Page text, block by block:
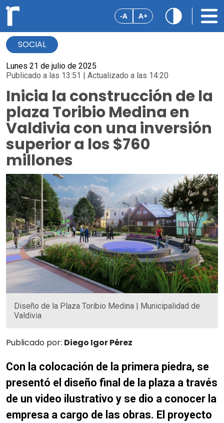
-A A+
SOCIAL
Lunes 21 de julio de 2025
Publicado a las 13:51 | Actualizado a las 14:20
Inicia la construcción de la
plaza Toribio Medina en
Valdivia con una inversión
superior a los $760
millones
Diseño de la Plaza Toribio Medina | Municipalidad de
Valdivia
Publicado por: Diego Igor Pérez
Con la colocación de la primera piedra, se
presentó el diseño final de la plaza a través
de un video ilustrativo y se dio a conocer la
empresa a cargo de las obras. El proyecto